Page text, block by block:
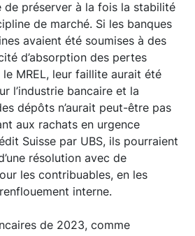
préserver à la fois la stabilité
de marché. Si les banques
avaient été soumises à des
d’absorption des pertes
MREL, leur faillite aurait été
l’industrie bancaire et la
dépôts n’aurait peut-être pas
aux rachats en urgence
Suisse par UBS, ils pourraient
résolution avec de
les contribuables, en les
interne.
de 2023, comme